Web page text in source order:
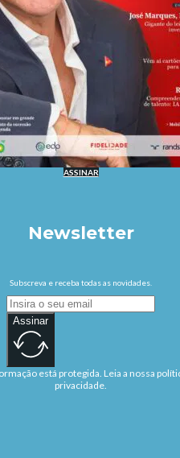
ASSINAR
Newsletter
Subscreva e receba todas as novidades.
Assinar
está protegida. Leia a nossa
privacidade.